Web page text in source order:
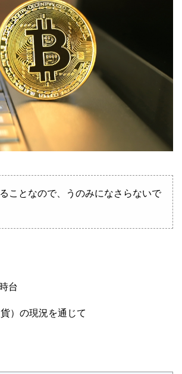
ことなので、うのみになさらないで
台
）の現況を通じて